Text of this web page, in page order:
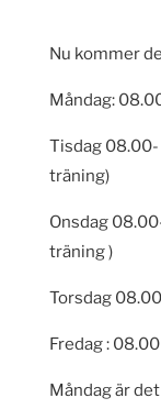
Nu kommer
Måndag:
Tisdag
träning)
Onsdag
träning )
Torsdag
Fredag :
Måndag är